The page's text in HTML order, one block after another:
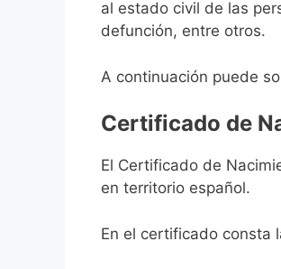
al estado civil de las
defunción, entre otros.
A continuación puede
Certificado de
El Certificado de
en territorio español.
En el certificado consta